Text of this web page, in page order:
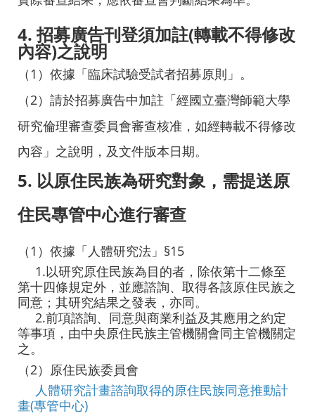
4.招募廣告刊登須加註(轉載不得修改
內容)之說明
（ 1 ） 依據「臨床試驗受試者招募原則」。
（2） 請於招募廣告中加註「經國立臺灣師範大學
研究倫理審查委員會審查核准，如經轉載不得修改
內容」之說明，及文件版本日期。
5. 以原住民族為研究對象，需提送原
住民專管中心進行審查
（ 1 ） 依據「人體研究法」§15
1.以研究原住民族為目的者，除依第十二條至
第十四條規定外，並應諮詢、取得各該原住民族之
同意；其研究結果之發表，亦同。
2.前項諮詢、同意與商業利益及其應用之約定
等事項，由中央原住民族主管機關會同主管機關定
之。
（2） 原住民族委員會
人體研究計畫諮詢取得的原住民族同意推動計
畫(專管中心)